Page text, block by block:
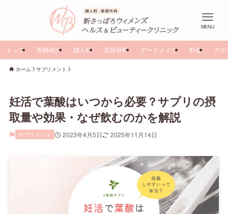
MENU
トップ 医師紹介 婦人科 美容外科 アートメイク 料金 アク
ホーム サプリメント
妊活で葉酸はいつから必要？サプリの摂
取量や効果・なぜ飲むのかを解説
サプリメント 2023年4月5日 2025年11月14日